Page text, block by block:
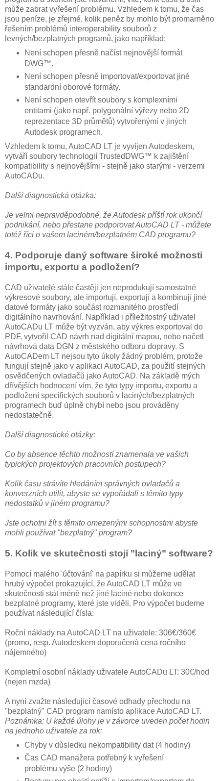
může zabrat vyřešení problému. Vzhledem k tomu, že čas
jsou peníze, je zřejmé, kolik peněz by mohlo být promarněno
řešením problémů interoperability souborů z
levných/bezplatných programů, jako například:
Není schopen přesně načíst nejnovější formát
DWG™.
Není schopen přesně importovat/exportovat jiné
standardní oborové formáty.
Není schopen otevřít soubory s komplexními
entitami (jako např. polygonální výřezy nebo 2D
reprezentace 3D průmětů) vytvořenými v jiných
Autodesk programech.
Vzhledem k tomu, AutoCAD LT je vyvíjen Autodeskem,
vytváří soubory technologií TrustedDWG™ k zajištění
kompatibility s nejnovějšími - stejně jako starými - verzemi
AutoCADu.
Další diagnostická otázka:
Je velmi nepravděpodobné, že Autodesk příští rok ukončí
podnikání, nebo přestane podporovat AutoCAD LT - můžete
totéž říci o vašem laciném/bezplatném CAD programu?
4. Podporuje daný software široké možnosti
importu, exportu a podložení?
CAD uživatelé stále častěji jen neprodukují samostatné
výkresové soubory, ale importují, exportují a kombinují jiné
datové formáty jako součást rozmanitého prostředí
digitálního navrhování. Například i příležitostný uživatel
AutoCADu LT může být vyzván, aby výkres exportoval do
PDF, vytvořil CAD návrh nad digitální mapou, nebo načetl
návrhová data DGN z městského odboru dopravy. S
AutoCADem LT nejsou tyto úkoly žádný problém, protože
fungují stejně jako v aplikaci AutoCAD, za použití stejných
osvědčených ovladačů jako AutoCAD. Na základě mých
dřívějších hodnocení vím, že tyto typy importu, exportu a
podložení specifických souborů v laciných/bezplatných
programech buď úplně chybí nebo jsou prováděny
nedostatečně.
Další diagnostické otázky:
Co by absence těchto možností znamenala ve vašich
typických projektových pracovních postupech?
Kolik času strávíte hledáním správných ovladačů a
konverzních utilit, abyste se vypořádali s těmito typy
nedostatků v jiném programu?
Jste ochotni žít s těmito omezenými schopnostmi abyste
mohli používat "bezplatný" program?
5. Kolik ve skutečnosti stojí "laciný" software?
Pomocí malého 'účtování' na papírku si můžeme udělat
hrubý výpočet prokazující, že AutoCAD LT může ve
skutečnosti stát méně než jiné laciné nebo dokonce
bezplatné programy, které jste viděli. Pro výpočet budeme
používat následující čísla:
Roční náklady na AutoCAD LT na uživatele: 306€/360€
(promo, resp. Autodeskem doporučená cena ročního
nájemného)
Kompletní osobní náklady uživatele AutoCADu LT: 30€/hod
(nejen mzda)
A nyní zvažte následující časové odhady přechodu na
"bezplatný" CAD program namísto aplikace AutoCAD LT.
Poznámka: U každé úlohy je v závorce uveden počet hodin
na jednoho uživatele za rok:
Chyby v důsledku nekompatibility dat (4 hodiny)
Čas CAD manažera potřebný k vyřešení
problému výše (2 hodiny)